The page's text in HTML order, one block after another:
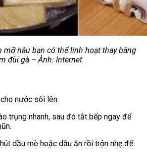
mỡ nâu bạn có thể linh hoạt thay bằng
đùi gà – Ảnh: Internet
nước sôi lên.
trụng nhanh, sau đó tắt bếp ngay để
dầu mè hoặc dầu ăn rồi trộn nhẹ để